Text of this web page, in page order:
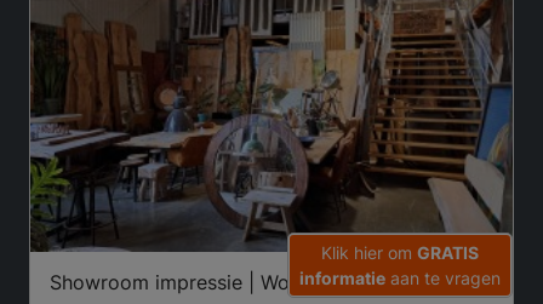
Showroom impressie | Woodindustries
Klik hier om GRATIS
informatie aan te vragen